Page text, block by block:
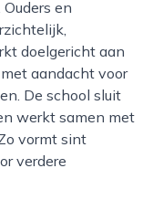
en
doelgericht aan
aandacht voor
De school sluit
werkt samen met
vormt sint
verdere